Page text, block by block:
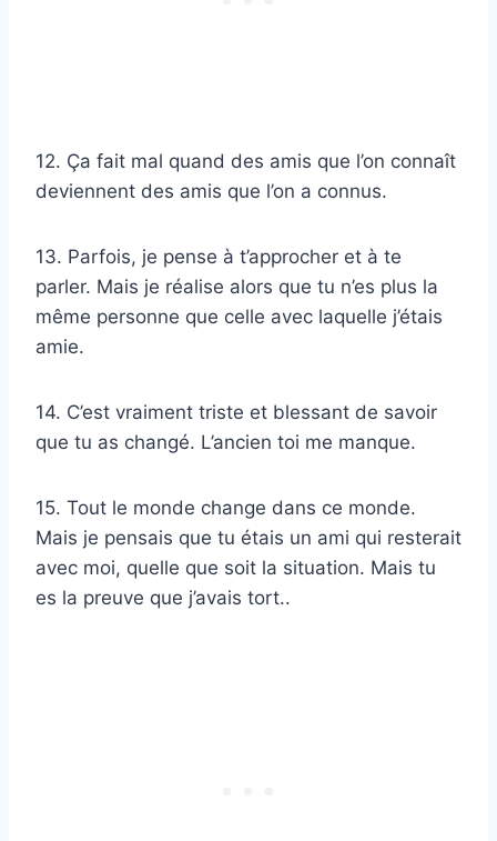
12. Ça fait mal quand des amis que l’on connaît
deviennent des amis que l’on a connus.
13. Parfois, je pense à t’approcher et à te
parler. Mais je réalise alors que tu n’es plus la
même personne que celle avec laquelle j’étais
amie.
14. C’est vraiment triste et blessant de savoir
que tu as changé. L’ancien toi me manque.
15. Tout le monde change dans ce monde.
Mais je pensais que tu étais un ami qui resterait
avec moi, quelle que soit la situation. Mais tu
es la preuve que j’avais tort..